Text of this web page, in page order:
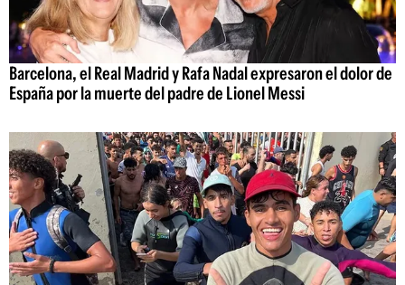
Barcelona, el Real Madrid y Rafa Nadal expresaron el dolor de
España por la muerte del padre de Lionel Messi